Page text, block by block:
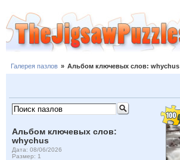
Галерея пазлов » Альбом ключевых слов: whychus
Альбом ключевых слов:
whychus
Дата: 08/06/2026
Размер: 1